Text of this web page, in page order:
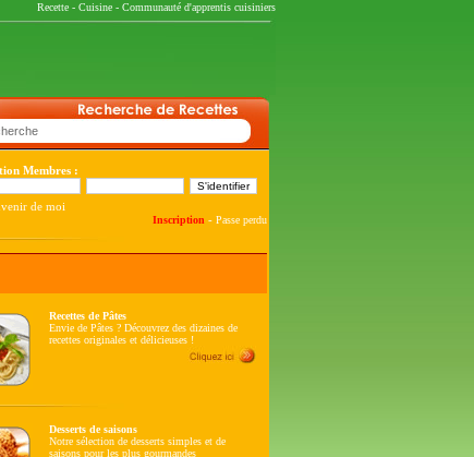
Recette - Cuisine - Communauté d'apprentis cuisiniers
Membres :
de moi
Inscription - Passe perdu
Recettes de Pâtes
Envie de Pâtes ? Découvrez des dizaines de
recettes originales et délicieuses !
Desserts de saisons
Notre sélection de desserts simples et de
saisons pour les plus gourmandes